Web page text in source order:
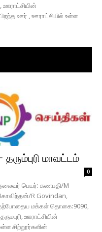
ஊராட்சியின்
ஊர் , ஊராட்சியில் உள்ள
மாவட்டம்
0
தலைவர் பெயர்: கணபதி/M
R Govindan,
மக்கள் தொகை:9090,
ஊராட்சியின்
சிற்றூர்களின்